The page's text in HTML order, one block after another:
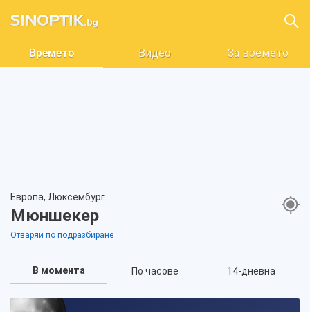
Времето Видео За времето
Европа, Люксембург
Мюншекер
Отваряй по подразбиране
В момента По часове 14-дневна